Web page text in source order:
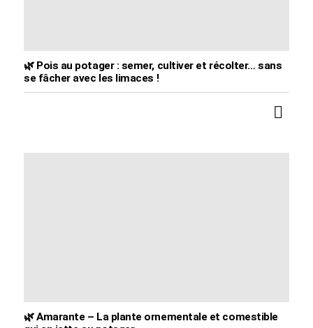
🌿 Pois au potager : semer, cultiver et récolter… sans
se fâcher avec les limaces !
🌿 Amarante – La plante ornementale et comestible